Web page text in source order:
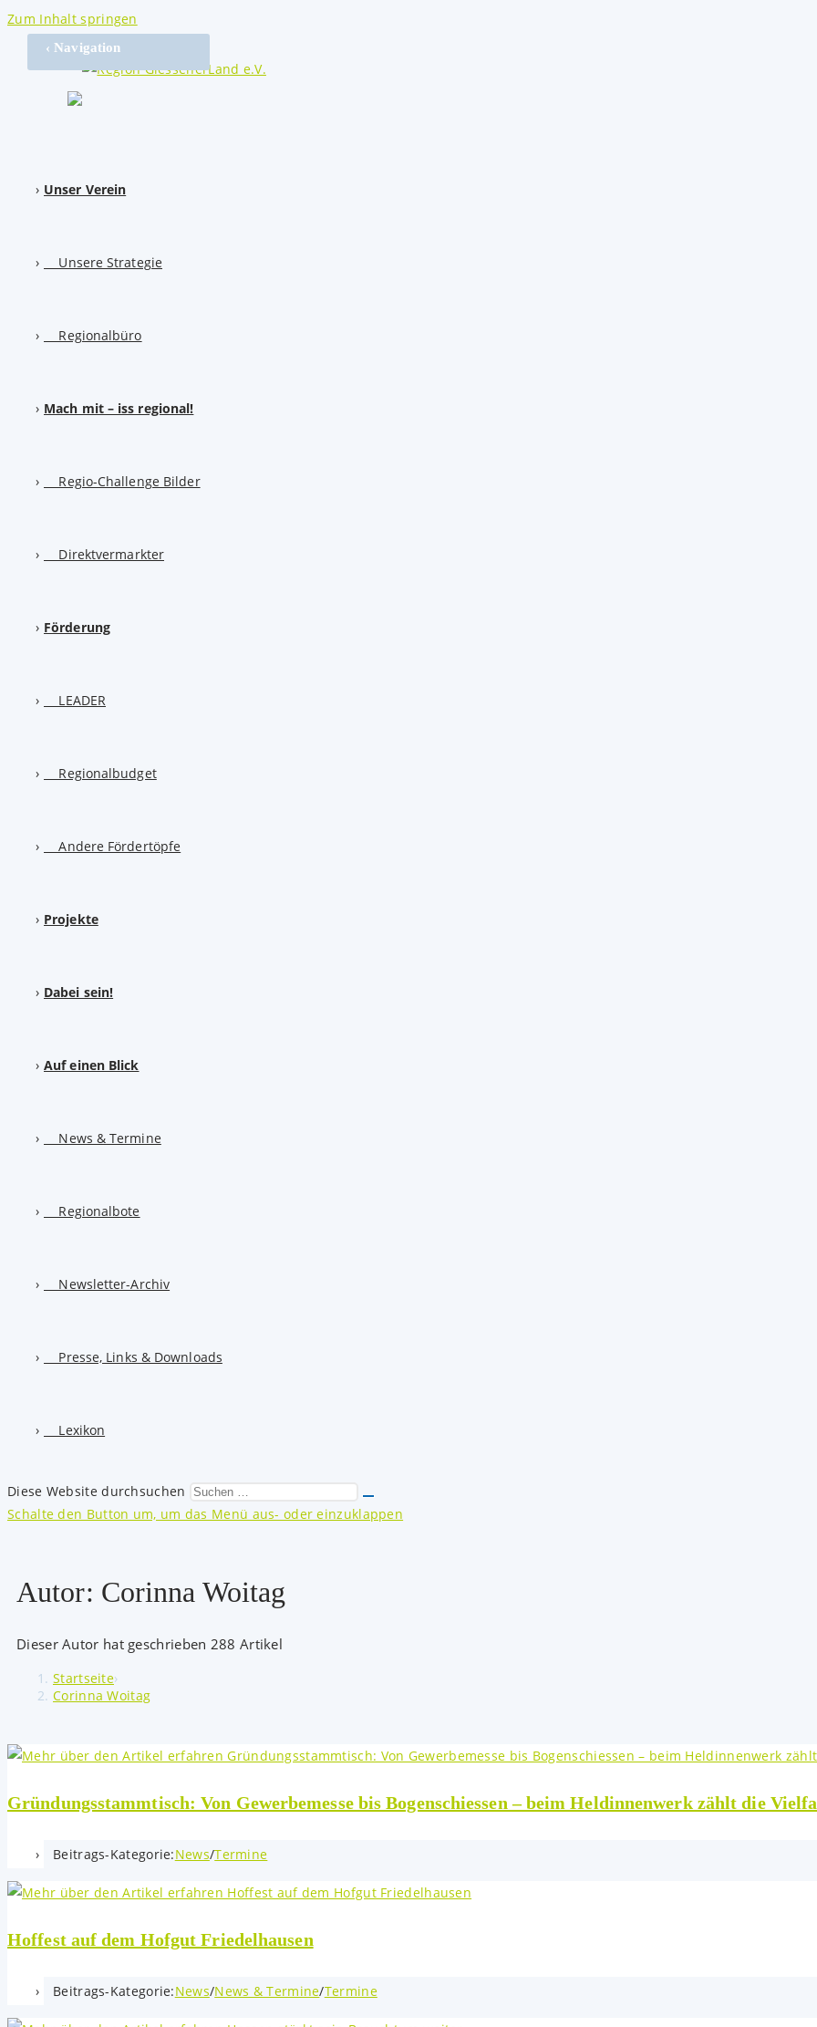
Zum Inhalt springen
‹ Navigation
Unser Verein
Unsere Strategie
Regionalbüro
Mach mit – iss regional!
Regio-Challenge Bilder
Direktvermarkter
Förderung
LEADER
Regionalbudget
Andere Fördertöpfe
Projekte
Dabei sein!
Auf einen Blick
News & Termine
Regionalbote
Newsletter-Archiv
Presse, Links & Downloads
Lexikon
Diese Website durchsuchen
Schalte den Button um, um das Menü aus- oder einzuklappen
Autor: Corinna Woitag
Dieser Autor hat geschrieben 288 Artikel
Startseite›
Corinna Woitag
Gründungsstammtisch: Von Gewerbemesse bis Bogenschiessen – beim Heldinnenwerk zählt die
Beitrags-Kategorie:News/Termine
Hoffest auf dem Hofgut Friedelhausen
Beitrags-Kategorie:News/News & Termine/Termine